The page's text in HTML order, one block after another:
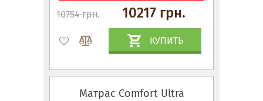
10754 грн. 10217 грн.
КУПИТЬ
Матрас Comfort Ultra